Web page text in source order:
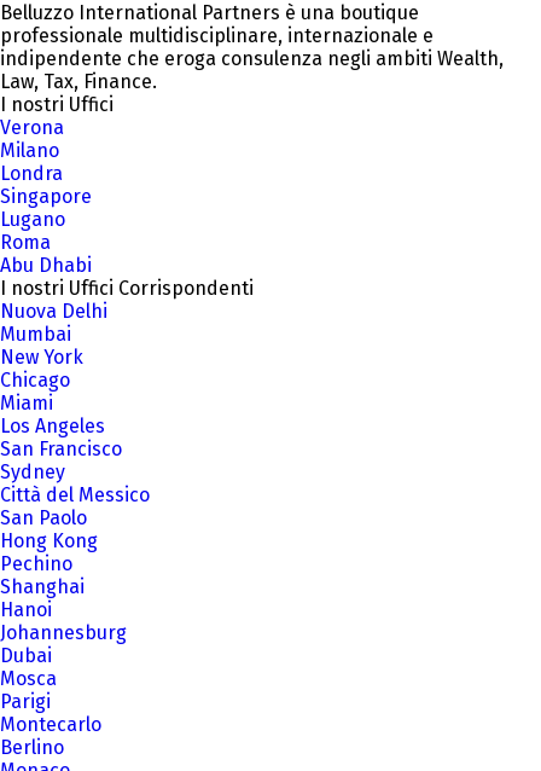
Belluzzo International Partners è una boutique
professionale multidisciplinare, internazionale e
indipendente che eroga consulenza negli ambiti Wealth,
Law, Tax, Finance.
I nostri Uffici
Verona
Milano
Londra
Singapore
Lugano
Roma
Abu Dhabi
I nostri Uffici Corrispondenti
Nuova Delhi
Mumbai
New York
Chicago
Miami
Los Angeles
San Francisco
Sydney
Città del Messico
San Paolo
Hong Kong
Pechino
Shanghai
Hanoi
Johannesburg
Dubai
Mosca
Parigi
Montecarlo
Berlino